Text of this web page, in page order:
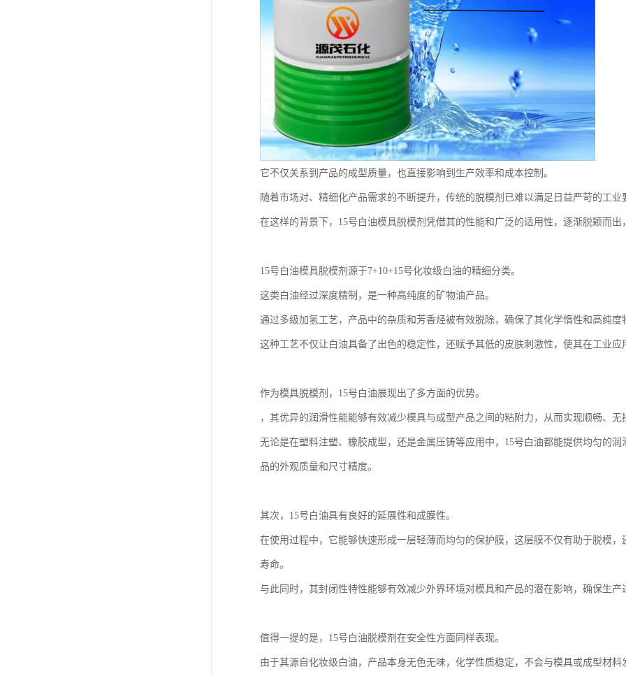
它不仅关系到产品的成型质量，也直接影响到生产效率和成本控制。
随着市场对、精细化产品需求的不断提升，传统的脱模剂已难以满足日益严苛的工业
在这样的背景下，15号白油模具脱模剂凭借其的性能和广泛的适用性，逐渐脱颖而出
15号白油模具脱模剂源于7+10+15号化妆级白油的精细分类。
这类白油经过深度精制，是一种高纯度的矿物油产品。
通过多级加氢工艺，产品中的杂质和芳香烃被有效脱除，确保了其化学惰性和高纯度
这种工艺不仅让白油具备了出色的稳定性，还赋予其低的皮肤刺激性，使其在工业应
作为模具脱模剂，15号白油展现出了多方面的优势。
，其优异的润滑性能能够有效减少模具与成型产品之间的粘附力，从而实现顺畅、无
无论是在塑料注塑、橡胶成型，还是金属压铸等应用中，15号白油都能提供均匀的
品的外观质量和尺寸精度。
其次，15号白油具有良好的延展性和成膜性。
在使用过程中，它能够快速形成一层轻薄而均匀的保护膜，这层膜不仅有助于脱模
寿命。
与此同时，其封闭性特性能够有效减少外界环境对模具和产品的潜在影响，确保生产
值得一提的是，15号白油脱模剂在安全性方面同样表现。
由于其源自化妆级白油，产品本身无色无味，化学性质稳定，不会与模具或成型材料